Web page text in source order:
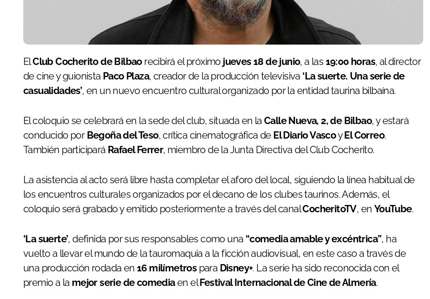
ElClub Cocherito de Bilbaorecibirá el próximo jueves 18 de junio, a las 19:00 horas, al director
de cine y guionista Paco Plaza, creador de la producción televisiva ‘La suerte. Una serie de
casualidades’, en un nuevo encuentro cultural organizado por la entidad taurina bilbaína.
El coloquio se celebrará en la sede del club, situada en la Calle Nueva, 2, de Bilbao, y estará
conducido por Begoña del Teso, crítica cinematográfica de El Diario VascoyEl Correo.
También participará Rafael Ferrer, miembro de la Junta Directiva del Club Cocherito.
La asistencia al acto será libre hasta completar el aforo del local, siguiendo la línea habitual de
los encuentros culturales organizados por el decano de los clubes taurinos. Además, el
coloquio será grabado y emitido posteriormente a través del canalCocheritoTV, en YouTube.
‘La suerte’, definida por sus responsables como una “comedia amable y excéntrica”, ha
vuelto a llevar el mundo de la tauromaquia a la ficción audiovisual, en este caso a través de
una producción rodada en 16 milímetrospara Disney+. La serie ha sido reconocida con el
premio a la mejor serie de comediaen elFestival Internacional de Cine de Almería.